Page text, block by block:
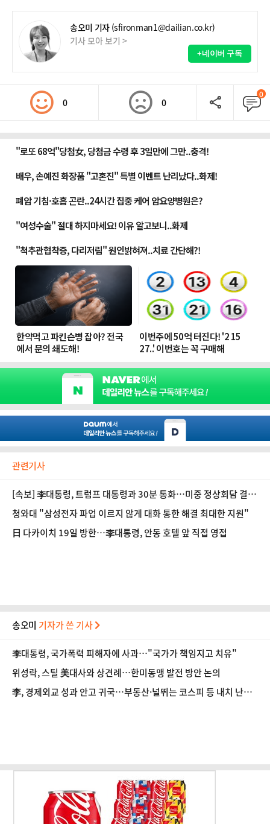
송오미 기자 (sfironman1@dailian.co.kr)
기사 모아 보기 >
+네이버 구독
0 0
0
관련기사
[속보] 李대통령, 트럼프 대통령과 30분 통화…미중 정상회담 결과
논의
청와대 "삼성전자 파업 이르지 않게 대화 통한 해결 최대한 지원"
日 다카이치 19일 방한…李대통령, 안동 호텔 앞 직접 영접
송오미 기자가 쓴 기사
李대통령, 국가폭력 피해자에 사과…"국가가 책임지고 치유"
위성락, 스틸 美대사와 상견례…한미동맹 발전 방안 논의
李, 경제외교 성과 안고 귀국…부동산·널뛰는 코스피 등 내치 난제